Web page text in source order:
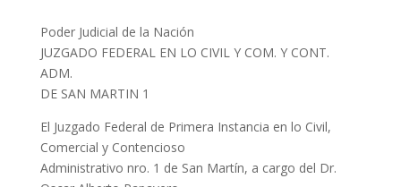
Poder Judicial de la Nación
JUZGADO FEDERAL EN LO CIVIL Y COM. Y CONT.
ADM.
DE SAN MARTIN 1
El Juzgado Federal de Primera Instancia en lo Civil,
Comercial y Contencioso
Administrativo nro. 1 de San Martín, a cargo del Dr.